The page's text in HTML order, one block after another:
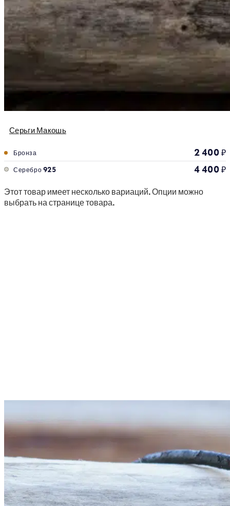
Серьги Макошь
Бронза 2 400₽
Серебро 925 4 400₽
Этот товар имеет несколько вариаций. Опции можно
выбрать на странице товара.